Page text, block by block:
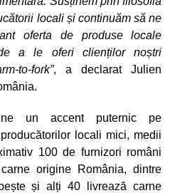
locali și continuăm să ne
oferta de produse locale
a le oferi clienților noștri
to-fork”, a declarat Julien
un accent puternic pe
locali mici, medii
100 de furnizori români
origine România, dintre
și alți 40 livrează carne